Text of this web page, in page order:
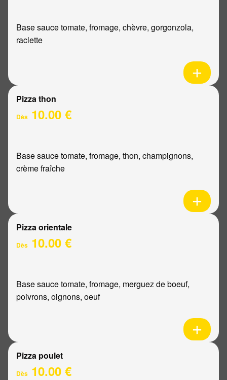
Base sauce tomate, fromage, chèvre, gorgonzola,
raclette
Pizza thon
Dès 10.00 €
Base sauce tomate, fromage, thon, champignons,
crème fraîche
Pizza orientale
Dès 10.00 €
Base sauce tomate, fromage, merguez de boeuf,
poivrons, oignons, oeuf
Pizza poulet
Dès 10.00 €